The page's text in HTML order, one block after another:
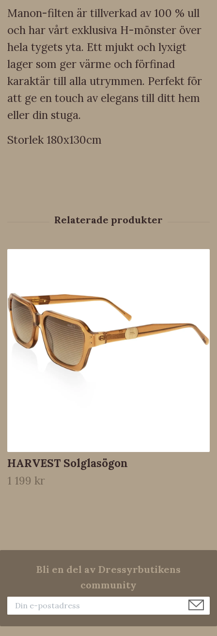
Manon-filten är tillverkad av 100 % ull
och har vårt exklusiva H-mönster över
hela tygets yta. Ett mjukt och lyxigt
lager som ger värme och förfinad
karaktär till alla utrymmen. Perfekt för
att ge en touch av elegans till ditt hem
eller din stuga.
Storlek 180x130cm
HARVEST Solglasögon
1 199 kr
Bli en del av Dressyrbutikens
community